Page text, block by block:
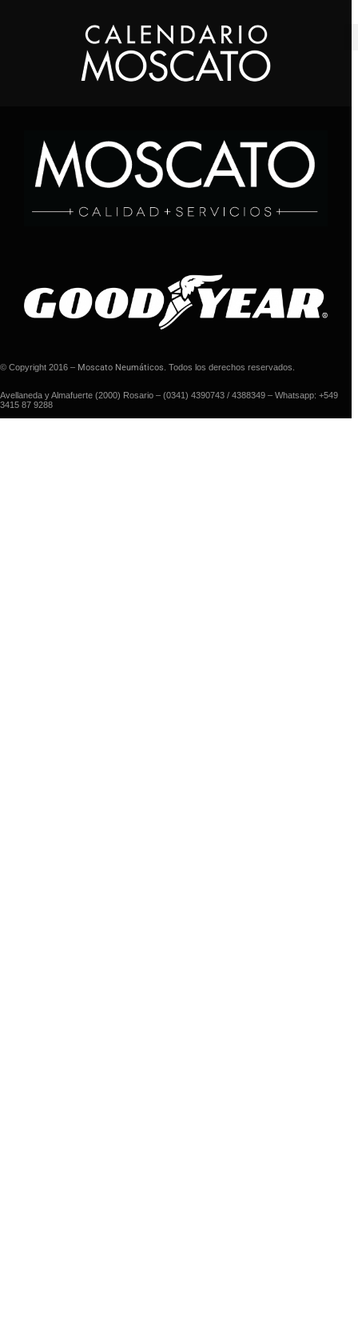
© Copyright 2016 – Moscato Neumáticos . Todos los derechos reservados.
Avellaneda y Almafuerte (2000) Rosario – (0341) 4390743 / 4388349 – Whatsapp: +549
3415 87 9288